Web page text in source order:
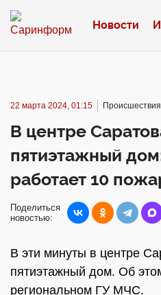
Новости
22 марта 2024, 01:15 Происшествия
В центре
пятиэтажный
работает 10
Поделиться
новостью:
В эти минуты в центре
пятиэтажный дом. Об
региональном ГУ МЧС.